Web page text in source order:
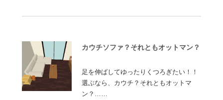
カウチソファ？それともオットマン？
足を伸ばしてゆったりくつろぎたい！！
選ぶなら、カウチ？それともオットマ
ン？……